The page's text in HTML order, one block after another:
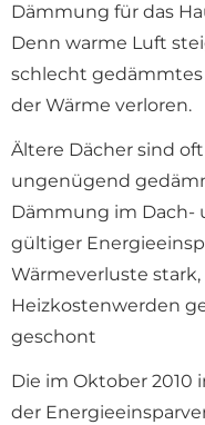
Dämmung für das
Denn warme Luft
schlecht
der Wärme verloren.
Ältere Dächer sind
ungenügend
Dämmung im Dach-
gültiger
Wärmeverluste
Heizkostenwerden
geschont
Die im Oktober 2010
der